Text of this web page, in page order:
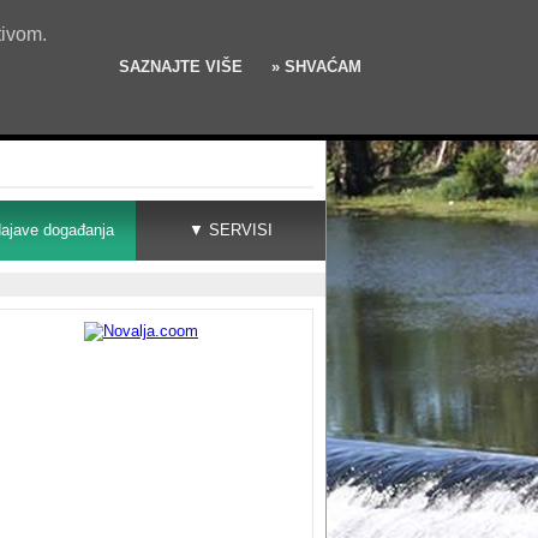
događanja ▼ SERVISI
SAZNAJTE VIŠE » SHVAĆAM